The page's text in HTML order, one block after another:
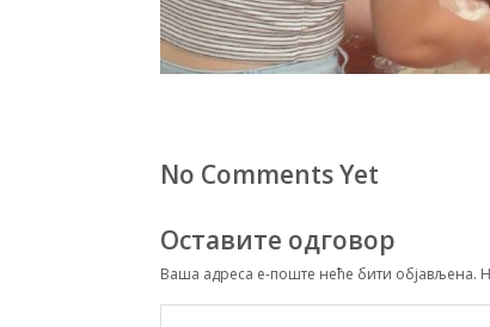
No Comments Yet
Оставите одговор
Ваша адреса е-поште неће бити објављена.